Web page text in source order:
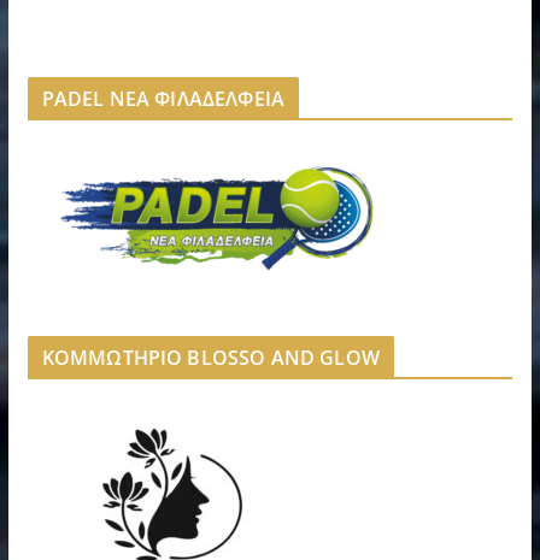
PADEL ΝΕΑ ΦΙΛΑΔΕΛΦΕΙΑ
ΚΟΜΜΩΤΗΡΙΟ BLOSSO AND GLOW